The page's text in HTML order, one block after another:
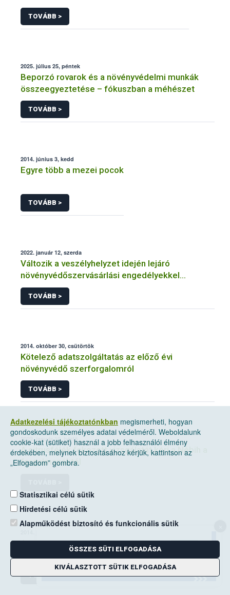
TOVÁBB >
2025. július 25, péntek
Beporzó rovarok és a növényvédelmi munkák
összeegyeztetése – fókuszban a méhészet
TOVÁBB >
2014. június 3, kedd
Egyre több a mezei pocok
TOVÁBB >
2022. január 12, szerda
Változik a veszélyhelyzet idején lejáró
növényvédőszervásárlási engedélyekkel
kapcsolatos szabályozás
TOVÁBB >
2014. október 30, csütörtök
Kötelező adatszolgáltatás az előző évi
növényvédő szerforgalomról
TOVÁBB >
2022. január 10, hétfő
A citrusfélék fokozott vizsgálatát kéri a Nébih a
forgalmazóktól
A mezei pocok elleni védekezési kötelezettség
a földhasználók kiemelt feladata
TOVÁBB >
Adatkezelési tájékoztatónkban megismerheti, hogyan
gondoskodunk személyes adatai védelméről. Weboldalunk
cookie-kat (sütiket) használ a jobb felhasználói élmény
érdekében, melynek biztosításához kérjük, kattintson az
„Elfogadom” gombra.
Statisztikai célú sütik
Hirdetési célú sütik
Alapműködést biztosító és funkcionális sütik
ÖSSZES SÜTI ELFOGADÁSA
KIVÁLASZTOTT SÜTIK ELFOGADÁSA